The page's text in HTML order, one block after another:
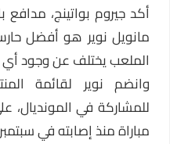
أكد جيروم بواتينج، مدافع
مانويل نوير هو أفضل
الملعب يختلف عن وجود أي
وانضم نوير لقائمة
للمشاركة في المونديال،
مباراة منذ إصابته في سبتمبر